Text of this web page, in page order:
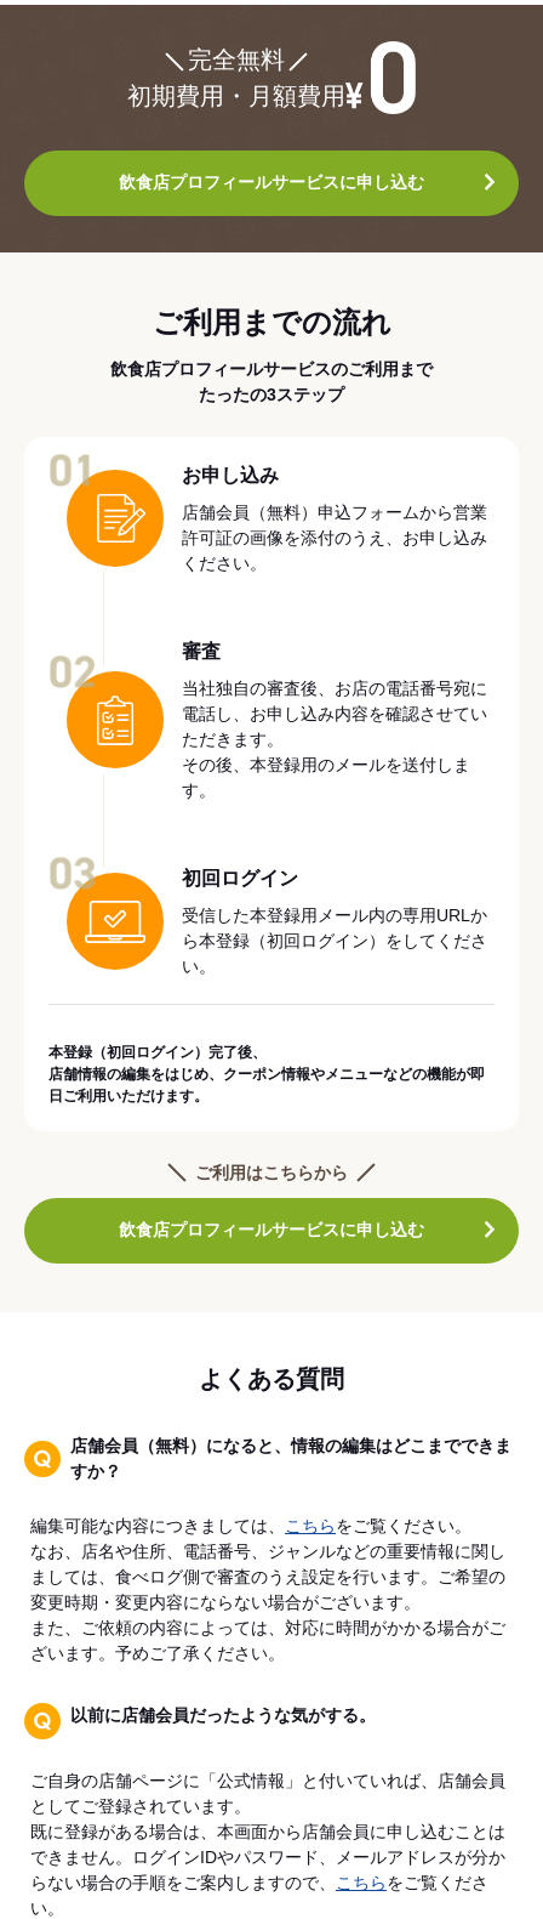
完全無料
初期費用・月額費用
飲食店プロフィールサービスに申し込む
ご利用までの流れ
飲食店プロフィールサービスのご利用まで
たったの3ステップ
お申し込み
店舗会員（無料）申込フォームから営業
許可証の画像を添付のうえ、お申し込み
ください。
審査
当社独自の審査後、お店の電話番号宛に
電話し、お申し込み内容を確認させてい
ただきます。
その後、本登録用のメールを送付しま
す。
初回ログイン
受信した本登録用メール内の専用URLか
ら本登録（初回ログイン）をしてくださ
い。
本登録（初回ログイン）完了後、
店舗情報の編集をはじめ、クーポン情報やメニューなどの機能が即
日ご利用いただけます。
ご利用はこちらから
飲食店プロフィールサービスに申し込む
よくある質問
店舗会員（無料）になると、情報の編集はどこまでできま
すか？
編集可能な内容につきましては、 こちらをご覧ください。
なお、店名や住所、電話番号、ジャンルなどの重要情報に関し
ましては、食べログ側で審査のうえ設定を行います。ご希望の
変更時期・変更内容にならない場合がございます。
また、ご依頼の内容によっては、対応に時間がかかる場合がご
ざいます。予めご了承ください。
以前に店舗会員だったような気がする。
ご自身の店舗ページに「公式情報」と付いていれば、店舗会員
としてご登録されています。
既に登録がある場合は、本画面から店舗会員に申し込むことは
できません。ログインIDやパスワード、メールアドレスが分か
らない場合の手順をご案内しますので、
こちらをご覧くださ
い。